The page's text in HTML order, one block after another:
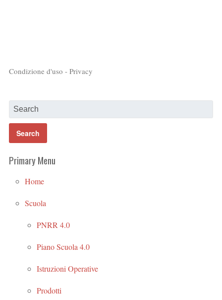
Condizione d'uso - Privacy
Primary Menu
Home
Scuola
PNRR 4.0
Piano Scuola 4.0
Istruzioni Operative
Prodotti